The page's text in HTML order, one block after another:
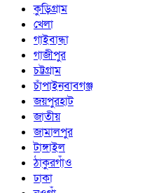
কুড়িগ্রাম
খেলা
গাইবান্ধা
গাজীপুর
চট্টগ্রাম
চাঁপাইনবাবগঞ্জ
জয়পুরহাট
জাতীয়
জামালপুর
টাঙ্গাইল
ঠাকুরগাঁও
ঢাকা